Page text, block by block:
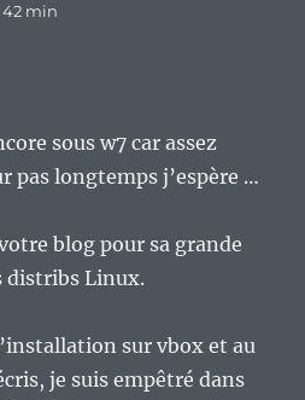
42 min
sous w7 car assez
pas longtemps j’espère …
blog pour sa grande
distribs Linux.
sur vbox et au
je suis empêtré dans